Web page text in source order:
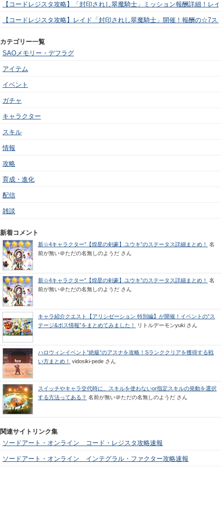
【コードレジスタ攻略】「封印されし翠魔騎士」ミッション報酬詳細！レ
【コードレジスタ攻略】レイド「封印されし翠魔騎士」開催！報酬の☆7
カテゴリー一覧
SAOメモリー・デフラグ
アイテム
イベント
ガチャ
キャラクター
スキル
情報
攻略
育成・進化
配信
雑談
新着コメント
新☆4キャラクター”【煌星の剣豪】ユウキ”のステータス詳細まとめ！
名
前が無い＠ただの名無しのようだ さん
新☆4キャラクター”【煌星の剣豪】ユウキ”のステータス詳細まとめ！
名
前が無い＠ただの名無しのようだ さん
キャラ紹介クエスト【アリシゼーション 特別編】が開催！イベントの”ス
テージ&ボス情報”をまとめてみました！
リトルデーモンyuki さん
ハロウィンイベント”絶級”のアスナを攻略！Sランククリアを獲得する戦
い方まとめ！
vidosiki-pede さん
スイッチやキャラ交代時に、スキルを使わないor指定スキルの発動を選択
する方法ってある？ 名前が無い＠ただの名無しのようだ さん
関連サイトリンク集
ソードアート・オンライン コード・レジスタ攻略速報
ソードアート・オンライン インテグラル・ファクター攻略速報